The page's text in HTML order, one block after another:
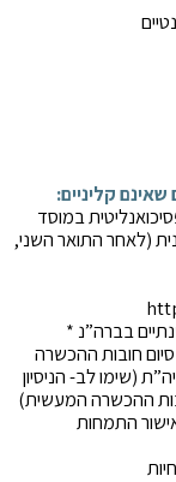
קליניים:
במוסד
(לאחר התואר השני,
בברה”נ *
חובות ההכשרה
(שימו לב- הניסיון
ההכשרה המעשית)
התמחות